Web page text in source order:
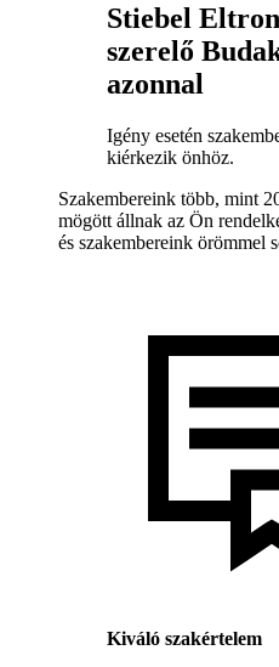
Stiebel
szerelő
azonnal
Igény esetén
kiérkezik önhöz.
Szakembereink több, mint
mögött állnak az Ön
és szakembereink örömmel
Kiváló szakértelem